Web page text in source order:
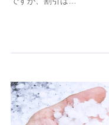
(https://
郵便、電話、およびＥ
た維持管理等の委託業
連する当社および提携
（なお、当社は複数の
情報を取引のある他の